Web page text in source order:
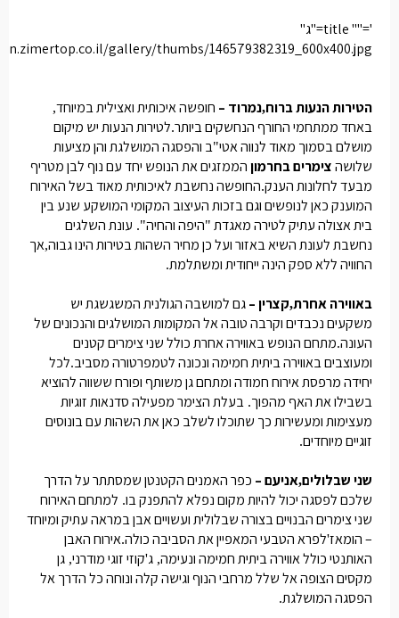
'="" title="ג"
gallery/thumbs/146579382319_600x400.jpg">
הטירות הנעות ברוח,נמרוד – חופשה איכותית ואצילית במיוחד,
באחד ממתחמי החורף הנחשקים ביותר.לטירות הנעות יש מיקום
מושלם בסמוך מאוד לנווה אטי"ב והפסגה המושלגת והן מציעות
שלושהצימרים בחרמוןהממזגים את הנופש יחד עם נוף לבן מטריף
מבעד לחלונות הענק.החופשה נחשבת לאיכותית מאוד בשל האירוח
המוענק כאן לנופשים וגם בזכות העיצוב המקומי המושקע שנע בין
בית אצולה עתיק לטירה מאגדת "היפה והחיה". עונת השלגים
נחשבת לעונת השיא באזור ועל כן מחיר השהות בטירות הינו גבוה,אך
החוויה ללא ספק הינה ייחודית ומשתלמת.
באווירה אחרת,קצרין –גם למושבה הגולנית המשגשגת יש
משקעים נכבדים וקרבה טובה אל המקומות המושלגים והנכונים של
העונה.מתחם הנופש באווירה אחרת כולל שני צימרים קטנים
ומעוצבים באווירה ביתית חמימה ונכונה לטמפרטורה מסביב.לכל
יחידה מרפסת אירוח חמודה ומתחם גן משותף ופורח ששווה להוציא
בשבילו את האף מהפוך. בעלת הצימר מפעילה סדנאות זוגיות
מעצימות ומעשירות כך שתוכלו לשלב כאן את השהות עם בונוסים
זוגיים מיוחדים.
שני שבלולים,אניעם – כפר האמנים הקטנטן שמסתתר על הדרך
שלכם לפסגה יכול להיות מקום נפלא להתפנק בו. למתחם האירוח
שני צימרים הבנויים בצורה שבלולית ועשויים אבן במראה עתיק ומיוחד
– הומאז'לפרא הטבעי המאפיין את הסביבה כולה.אירוח האבן
האותנטי כולל אווירה ביתית חמימה ונעימה, ג'קוזי זוגי מודרני, גן
מקסים הצופה אל שלל מרחבי הנוף וגישה קלה ונוחה כל הדרך אל
הפסגה המושלגת.